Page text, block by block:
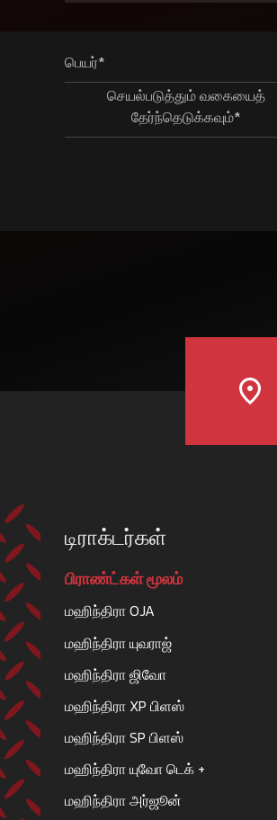
பெயர்*
செயல்படுத்தும் வகையைத்
தேர்ந்தெடுக்கவும்*
டிராக்டர்கள்
பிராண்ட்கள் மூலம்
மஹிந்திரா OJA
மஹிந்திரா யுவராஜ்
மஹிந்திரா ஜிவோ
மஹிந்திரா XP பிளஸ்
மஹிந்திரா SP பிளஸ்
மஹிந்திரா யுவோ டெக் +
மஹிந்திரா அர்ஜூன்